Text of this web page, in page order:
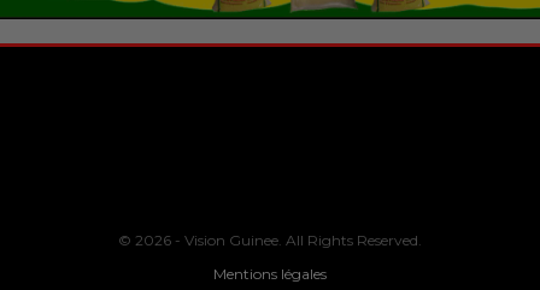
© 2026 - Vision Guinee. All Rights Reserved.
Mentions légales